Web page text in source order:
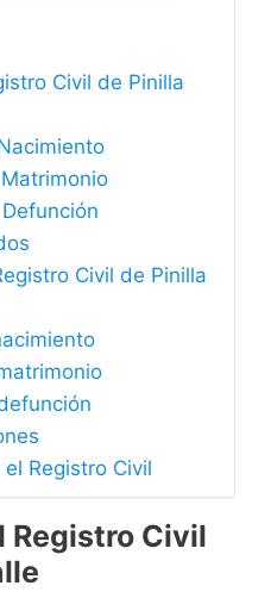
Civil de Pinilla
Civil de Pinilla
Registro Civil
Registro Civil